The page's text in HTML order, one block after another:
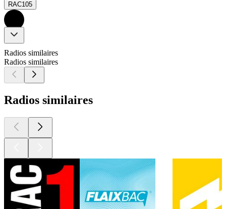
RAC105
Radios similaires
Radios similaires
Radios similaires